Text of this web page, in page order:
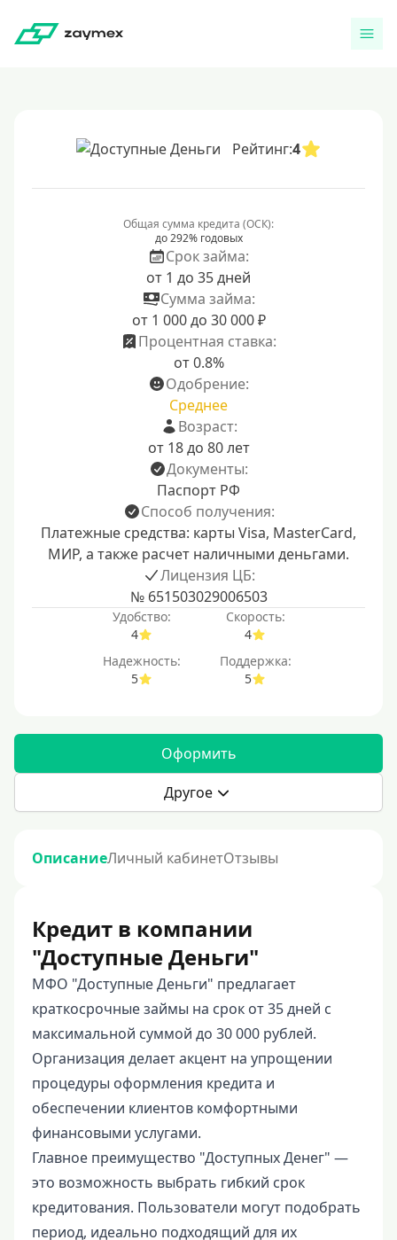
Рейтинг:4
Общая сумма кредита (ОСК):
до 292% годовых
Срок займа:
от 1 до 35 дней
Сумма займа:
от 1 000 до 30 000 ₽
Процентная ставка:
от 0.8%
Одобрение:
Среднее
Возраст:
от 18 до 80 лет
Документы:
Паспорт РФ
Способ получения:
Платежные средства: карты Visa, MasterCard,
МИР, а также расчет наличными деньгами.
Лицензия ЦБ:
№ 651503029006503
Удобство:
4
Скорость:
4
Надежность:
5
Поддержка:
5
Оформить
Другое
ОписаниеЛичный кабинетОтзывы
Кредит в компании
"Доступные Деньги"
МФО "Доступные Деньги" предлагает
краткосрочные займы на срок от 35 дней с
максимальной суммой до 30 000 рублей.
Организация делает акцент на упрощении
процедуры оформления кредита и
обеспечении клиентов комфортными
финансовыми услугами.
Главное преимущество "Доступных Денег" —
это возможность выбрать гибкий срок
кредитования. Пользователи могут подобрать
период, идеально подходящий для их